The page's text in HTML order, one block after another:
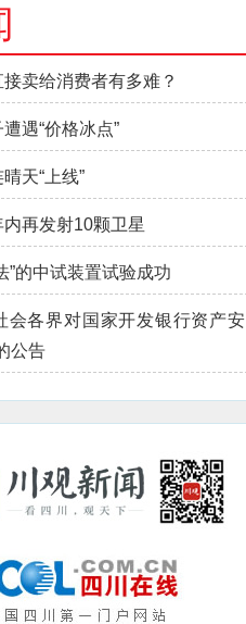
卖给消费者有多难？
遇“价格冰点”
天“上线”
内再发射10颗卫星
”的中试装置试验成功
会各界对国家开发银行资产安
公告